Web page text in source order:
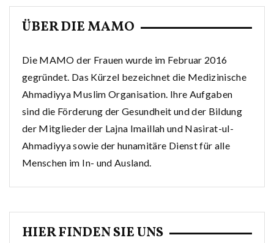
ÜBER DIE MAMO
Die MAMO der Frauen wurde im Februar 2016
gegründet. Das Kürzel bezeichnet die Medizinische
Ahmadiyya Muslim Organisation. Ihre Aufgaben
sind die Förderung der Gesundheit und der Bildung
der Mitglieder der Lajna Imaillah und Nasirat-ul-
Ahmadiyya sowie der hunamitäre Dienst für alle
Menschen im In- und Ausland.
HIER FINDEN SIE UNS